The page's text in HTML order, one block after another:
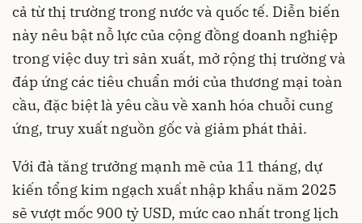
cả từ thị trường trong nước và quốc tế. Diễn biến
này nêu bật nỗ lực của cộng đồng doanh nghiệp
trong việc duy trì sản xuất, mở rộng thị trường và
đáp ứng các tiêu chuẩn mới của thương mại toàn
cầu, đặc biệt là yêu cầu về xanh hóa chuỗi cung
ứng, truy xuất nguồn gốc và giảm phát thải.
Với đà tăng trưởng mạnh mẽ của 11 tháng, dự
kiến tổng kim ngạch xuất nhập khẩu năm 2025
sẽ vượt mốc 900 tỷ USD, mức cao nhất trong lịch